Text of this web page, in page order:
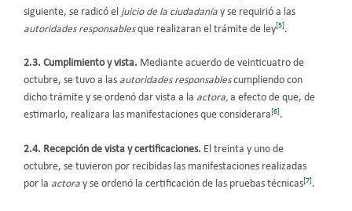
siguiente, se radicó el juicio de la ciudadanía y se requirió a las
autoridades responsablesque realizaran el trámite de ley [5] .
2.3. Cumplimiento y vista. Mediante acuerdo de veinticuatro de
octubre, se tuvo a las autoridades responsablescumpliendo con
dicho trámite y se ordenó dar vista a la actora, a efecto de que, de
estimarlo, realizara las manifestaciones que considerara[6].
2.4. Recepción de vista y certificaciones. El treinta y uno de
octubre, se tuvieron por recibidas las manifestaciones realizadas
por la actora y se ordenó la certificación de las pruebas técnicas[7].